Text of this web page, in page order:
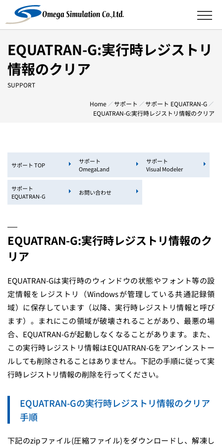
EQUATRAN-G:実行時レジストリ
情報のクリア
SUPPORT
Home サポート
サポート EQUATRAN-G
EQUATRAN-G:実行時レジストリ情報のクリア
サポート TOP
サポート
OmegaLand
サポート
Visual Modeler
サポート
EQUATRAN-G
お問い合わせ
EQUATRAN-G:実行時レジストリ情報のク
リア
EQUATRAN-Gは実行時のウィンドウの状態やフォント等の設
定情報をレジストリ（Windowsが管理している共通記録領
域）に保存しています（以降、実行時レジストリ情報と呼び
ます）。まれにこの領域が破壊されることがあり、最悪の場
合、EQUATRAN-Gが起動しなくなることがあります。また、
この実行時レジストリ情報はEQUATRAN-Gをアンインストー
ルしても削除されることはありません。下記の手順に従って実
行時レジストリ情報の削除を行ってください。
EQUATRAN-Gの実行時レジストリ情報のクリア
手順
下記のzipファイル(圧縮ファイル)をダウンロードし、解凍し